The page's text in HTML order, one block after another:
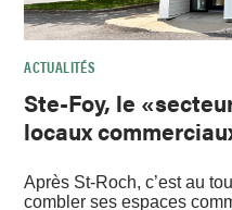
ACTUALITÉS
Ste-Foy, le
locaux
Après St-Roch, c’est au
combler ses espaces